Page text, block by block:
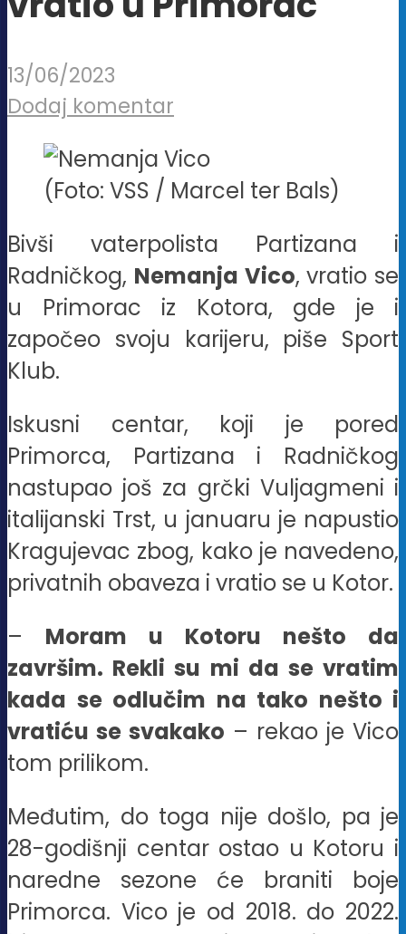
13/06/2023
Dodaj komentar
(Foto: VSS / Marcel ter Bals)
Bivši vaterpolista Partizana i
Radničkog, Nemanja Vico, vratio se
u Primorac iz Kotora, gde je i
započeo svoju karijeru, piše Sport
Klub.
Iskusni centar, koji je pored
Primorca, Partizana i Radničkog
nastupao još za grčki Vuljagmeni i
italijanski Trst, u januaru je napustio
Kragujevac zbog, kako je navedeno,
privatnih obaveza i vratio se u Kotor.
– Moram u Kotoru nešto da
završim. Rekli su mi da se vratim
kada se odlučim na tako nešto i
vratiću se svakako – rekao je Vico
tom prilikom.
Međutim, do toga nije došlo, pa je
28-godišnji centar ostao u Kotoru i
naredne sezone će braniti boje
Primorca. Vico je od 2018. do 2022.